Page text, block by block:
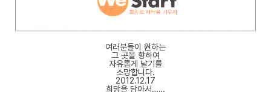
여러분들이 원하는
그 곳을 향하여
자유롭게 날기를
소망합니다.
2012.12.17
희망을 담아서……